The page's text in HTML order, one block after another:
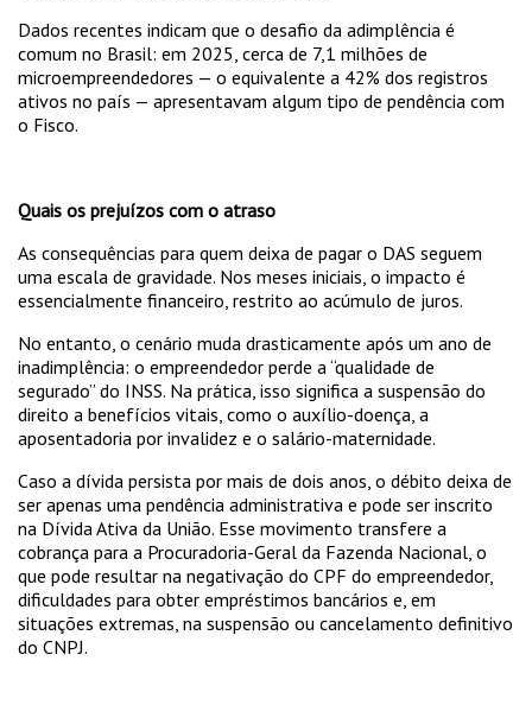
Dados recentes indicam que o desafio da adimplência é
comum no Brasil: em 2025, cerca de 7,1 milhões de
microempreendedores — o equivalente a 42% dos registros
ativos no país — apresentavam algum tipo de pendência com
o Fisco.
Quais os prejuízos com o atraso
As consequências para quem deixa de pagar o DAS seguem
uma escala de gravidade. Nos meses iniciais, o impacto é
essencialmente financeiro, restrito ao acúmulo de juros.
No entanto, o cenário muda drasticamente após um ano de
inadimplência: o empreendedor perde a “qualidade de
segurado” do INSS. Na prática, isso significa a suspensão do
direito a benefícios vitais, como o auxílio-doença, a
aposentadoria por invalidez e o salário-maternidade.
Caso a dívida persista por mais de dois anos, o débito deixa de
ser apenas uma pendência administrativa e pode ser inscrito
na Dívida Ativa da União. Esse movimento transfere a
cobrança para a Procuradoria-Geral da Fazenda Nacional, o
que pode resultar na negativação do CPF do empreendedor,
dificuldades para obter empréstimos bancários e, em
situações extremas, na suspensão ou cancelamento definitivo
do CNPJ.